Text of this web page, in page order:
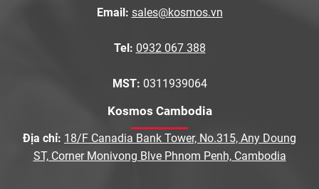
Email: sales@kosmos.vn
Tel: 0932 067 388
MST: 0311939064
Kosmos Cambodia
Địa chỉ: 18/F Canadia Bank Tower, No.315, Any Doung
ST, Corner Monivong Blve Phnom Penh, Cambodia